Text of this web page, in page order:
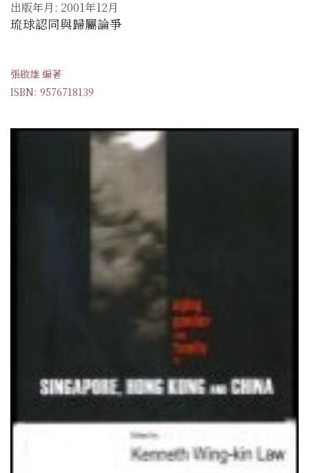
出版年月: 2001年12月
琉球認同與歸屬論爭
張啟雄 編著
ISBN: 9576718139